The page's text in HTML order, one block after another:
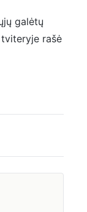
galėtų
tviteryje rašė